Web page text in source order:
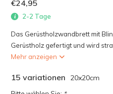
€24,95
2-2 Tage
Das Gerüstholzwandbrett mit
Gerüstholz gefertigt und wird
Mehr anzeigen
15 variationen 20x20cm